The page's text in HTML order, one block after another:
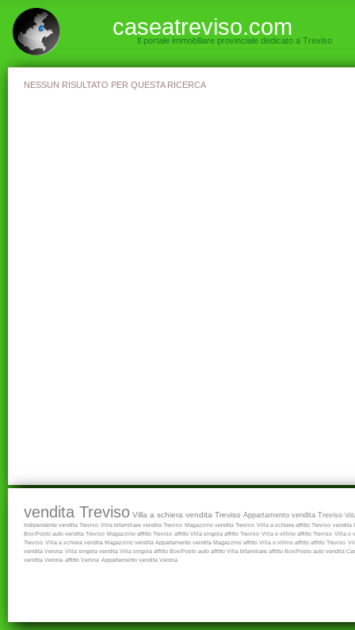
caseatreviso.com
Il portale immobiliare provinciale dedicato a Treviso
NESSUN RISULTATO PER QUESTA RICERCA
vendita Treviso Villa a schiera vendita Treviso Appartamento vendita Treviso
Indipendente vendita Treviso Villa bifamiliare vendita Treviso Magazzino vendita Treviso Villa a schiera affitto Treviso vendita
Box/Posto auto vendita Treviso Magazzino affitto Treviso affitto Villa singola affitto Treviso Villa o villino affitto Treviso Villa o
Treviso Villa a schiera vendita Magazzino vendita Appartamento vendita Magazzino affitto Villa o villino affitto affitto Treviso
vendita Verona Villa singola vendita Villa singola affitto Box/Posto auto affitto Villa bifamiliare affitto Box/Posto auto vendita
vendita Verona affitto Verona Appartamento vendita Verona